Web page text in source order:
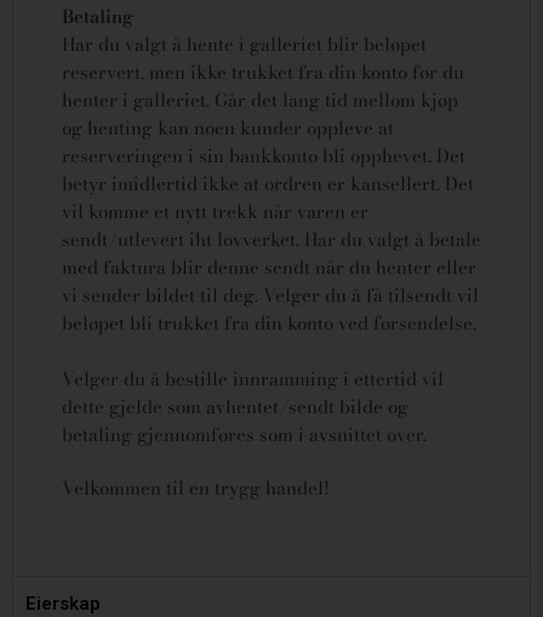
Betaling
Har du valgt å hente i galleriet blir beløpet
reservert, men ikke trukket fra din konto før du
henter i galleriet. Går det lang tid mellom kjøp
og henting kan noen kunder oppleve at
reserveringen i sin bankkonto bli opphevet. Det
betyr imidlertid ikke at ordren er kansellert. Det
vil komme et nytt trekk når varen er
sendt/utlevert iht lovverket. Har du valgt å betale
med faktura blir denne sendt når du henter eller
vi sender bildet til deg. Velger du å få tilsendt vil
beløpet bli trukket fra din konto ved forsendelse.
Velger du å bestille innramming i ettertid vil
dette gjelde som avhentet/sendt bilde og
betaling gjennomføres som i avsnittet over.
Velkommen til en trygg handel!
Eierskap